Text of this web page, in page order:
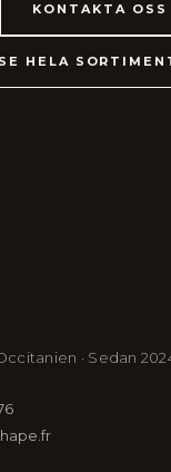
KONTAKTA OSS
SE HELA
· Sedan